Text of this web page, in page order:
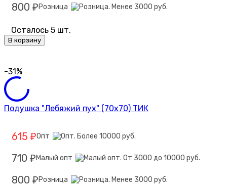
800 ₽ Розница
Осталось 5 шт.
В корзину
-31%
Подушка "Лебяжий пух" (70х70) ТИК
615 ₽Опт
710 ₽ Малый опт
800 ₽ Розница